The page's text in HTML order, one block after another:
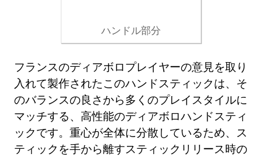
ハンドル部分
フランスのディアボロプレイヤーの意見を取り
入れて製作されたこのハンドスティックは、そ
のバランスの良さから多くのプレイスタイルに
マッチする、高性能のディアボロハンドスティ
ックです。重心が全体に分散しているため、ス
ティックを手から離すスティックリリース時の